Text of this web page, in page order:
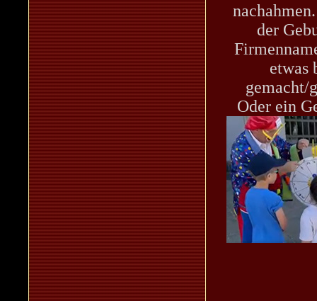
der
etwas
gemacht/
Oder ein